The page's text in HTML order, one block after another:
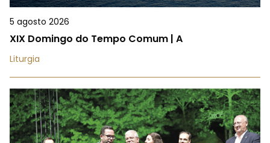
5 agosto 2026
XIX Domingo do Tempo Comum | A
Liturgia